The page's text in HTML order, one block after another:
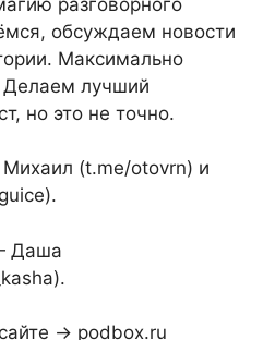
обсуждаем новости
Максимально
Делаем лучший
но это не точно.
(t.me/otovrn) и
Даша
→ podbox.ru